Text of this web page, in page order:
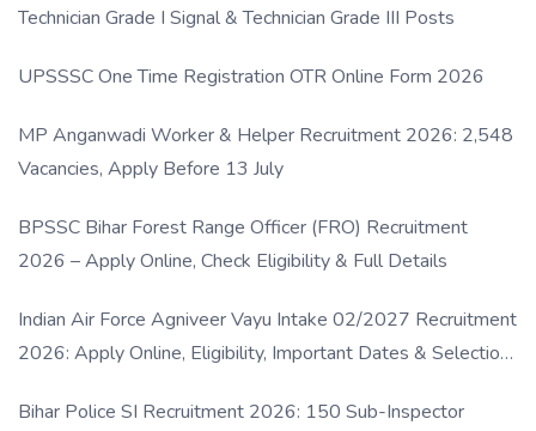
Technician Grade I Signal & Technician Grade III Posts
UPSSSC One Time Registration OTR Online Form 2026
MP Anganwadi Worker & Helper Recruitment 2026: 2,548
Vacancies, Apply Before 13 July
BPSSC Bihar Forest Range Officer (FRO) Recruitment
2026 – Apply Online, Check Eligibility & Full Details
Indian Air Force Agniveer Vayu Intake 02/2027 Recruitment
2026: Apply Online, Eligibility, Important Dates & Selection
Bihar Police SI Recruitment 2026: 150 Sub-Inspector